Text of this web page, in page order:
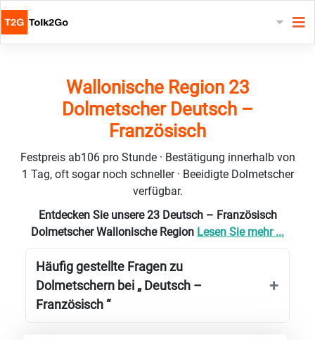
Wallonische Region 23
Dolmetscher Deutsch –
Französisch
Festpreis ab106 pro Stunde · Bestätigung innerhalb von
1 Tag, oft sogar noch schneller · Beeidigte Dolmetscher
verfügbar.
Entdecken Sie unsere 23 Deutsch – Französisch
Dolmetscher Wallonische Region Lesen Sie mehr ...
Häufig gestellte Fragen zu
Dolmetschern bei „ Deutsch –
Französisch “